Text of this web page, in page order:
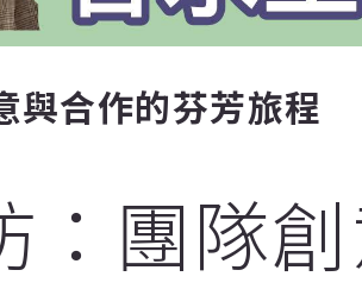
與合作的芬芳旅程
：團隊